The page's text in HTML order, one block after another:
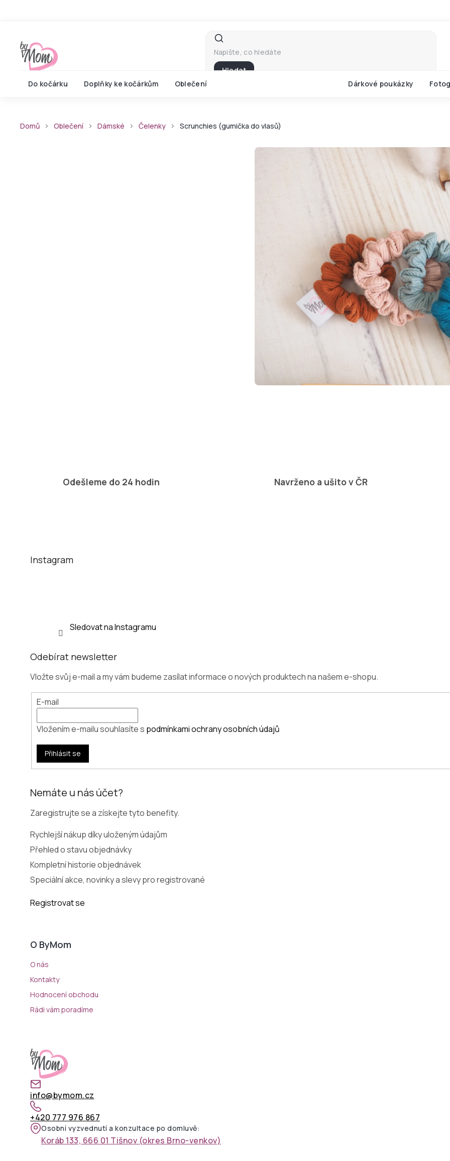
Hledat
Do kočárku Doplňky ke kočárkům Oblečení Dárkové poukázky
Domů Oblečení Dámské Čelenky Scrunchies (gumička do vlasů)
Odešleme do 24 hodin Navrženo a ušito v ČR
Instagram
Sledovat na Instagramu
Odebírat newsletter
Vložte svůj e-mail a my vám budeme zasílat informace o nových produktech na našem e-shopu.
E-mail
Vložením e-mailu souhlasíte s podmínkami ochrany osobních údajů
Přihlásit se
Nemáte u nás účet?
Zaregistrujte se a získejte tyto benefity.
Rychlejší nákup díky uloženým údajům
Přehled o stavu objednávky
Kompletní historie objednávek
Speciální akce, novinky a slevy pro registrované
Registrovat se
O ByMom
O nás
Kontakty
Hodnocení obchodu
Rádi vám poradíme
info@bymom.cz
+420 777 976 867
Osobní vyzvednutí a konzultace po domluvě:
Koráb 133, 666 01 Tišnov (okres Brno-venkov)